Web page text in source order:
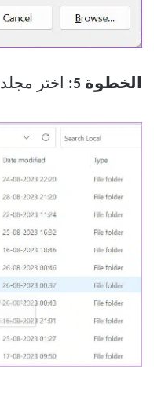
الخطوة 5: اختر مجلد